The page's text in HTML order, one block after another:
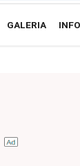
GALERIA